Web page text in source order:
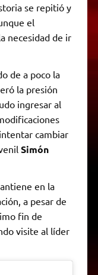
se repitió y
el
necesidad de ir
de a poco la
la presión
ingresar al
cambiar
Simón
en la
a pesar de
fin de
visite al líder